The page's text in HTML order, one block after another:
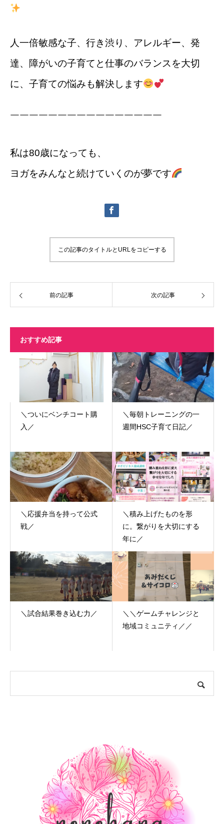
人一倍敏感な子、行き渋り、アレルギー、発
達、障がいの子育てと仕事のバランスを大切
に、子育ての悩みも解決します
￣￣￣￣￣￣￣￣￣￣￣￣￣￣￣￣
私は80歳になっても、
ヨガをみんなと続けていくのが夢です
この記事のタイトルとURLをコピーする
前の記事 次の記事
おすすめ記事
＼ついにベンチコート購
入／
＼毎朝トレーニングの一
週間HSC子育て日記／
＼応援弁当を持って公式
戦／
＼積み上げたものを形
に。繋がりを大切にする
年に／
＼試合結果巻き込む力／
＼＼ゲームチャレンジ️と
地域コミュニティ／／